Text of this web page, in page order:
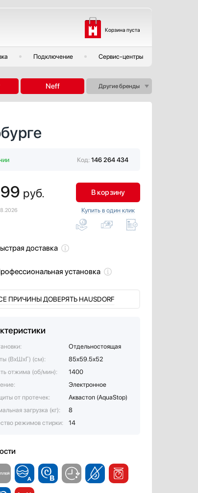
Корзина пуста
Подключение Сервис-центры
Neff Другие бренды
Код: 146 264 434
руб. В корзину
Купить в один клик
доставка
установка
ПРИЧИНЫ ДОВЕРЯТЬ HAUSDORF
Отдельностоящая
(ВхШхГ) (см):
85x59.5x52
отжима (об/мин):
1400
Электронное
от протечек:
Аквастоп (AquaStop)
загрузка (кг):
8
режимов стирки:
14